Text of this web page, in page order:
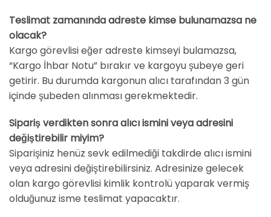
Teslimat zamanında adreste kimse bulunamazsa ne
olacak?
Kargo görevlisi eğer adreste kimseyi bulamazsa,
“Kargo İhbar Notu” bırakır ve kargoyu şubeye geri
getirir. Bu durumda kargonun alıcı tarafından 3 gün
içinde şubeden alınması gerekmektedir.
Sipariş verdikten sonra alıcı ismini veya adresini
değiştirebilir miyim?
Siparişiniz henüz sevk edilmediği takdirde alıcı ismini
veya adresini değiştirebilirsiniz. Adresinize gelecek
olan kargo görevlisi kimlik kontrolü yaparak vermiş
olduğunuz isme teslimat yapacaktır.